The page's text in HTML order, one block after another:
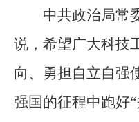
中共政治局常
说，希望广大科技
向、勇担自立自强
强国的征程中跑好“